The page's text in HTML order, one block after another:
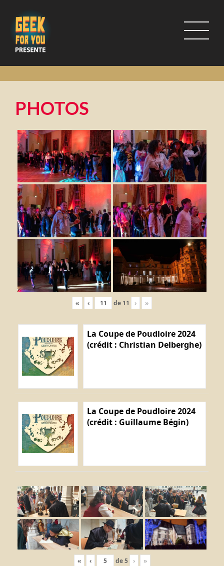
PHOTOS
« ‹ de 11 › »
La Coupe de Poudloire 2024
(crédit : Christian Delberghe)
La Coupe de Poudloire 2024
(crédit : Guillaume Bégin)
« ‹ de5 › »